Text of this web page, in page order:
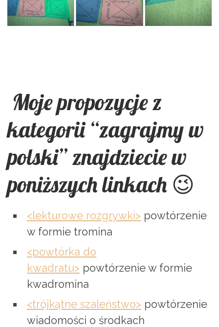
Moje propozycje z
kategorii “zagrajmy w
polski” znajdziecie w
poniższych linkach 😉
<lekturowe rozgrywki> powtórzenie
w formie tromina
<powtórka do
kwadratu> powtórzenie w formie
kwadromina
<trójkątne szaleństwo> powtórzenie
wiadomości o środkach